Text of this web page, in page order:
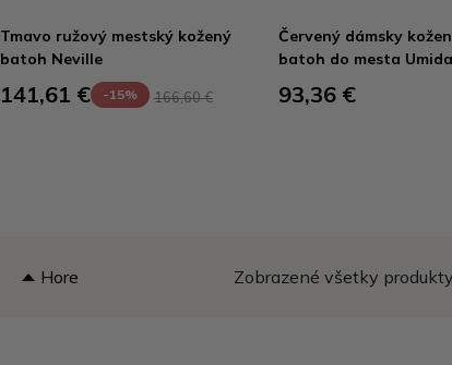
Tmavo ružový mestský kožený
batoh Neville
141,61 € -15% 166,60 €
Červený dámsky
batoh do mesta
93,36 €
Hore Zobrazené všetky